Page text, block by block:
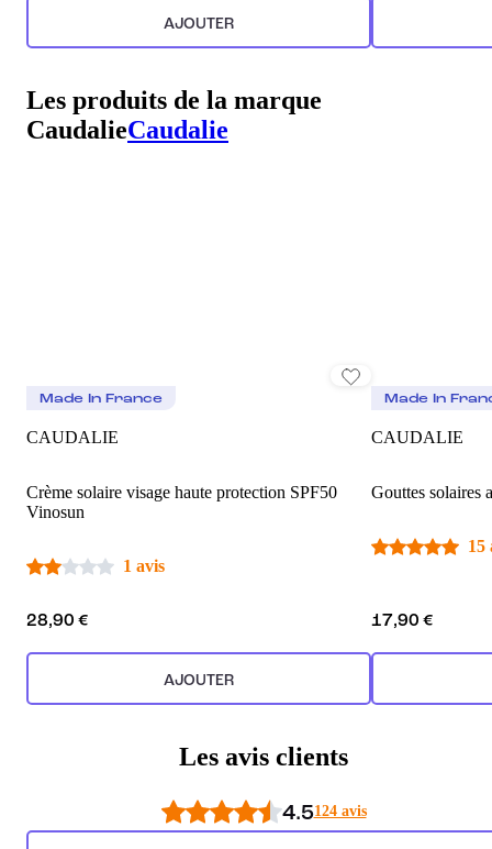
AJOUTER
Les produits de la marque
CaudalieCaudalie
Made In France
CAUDALIE
Crème solaire visage haute protection SPF50
Vinosun
1 avis
28,90 €
AJOUTER
Made In
CAUDALIE
Gouttes solaires
15
17,90 €
Les avis clients
4.5124 avis